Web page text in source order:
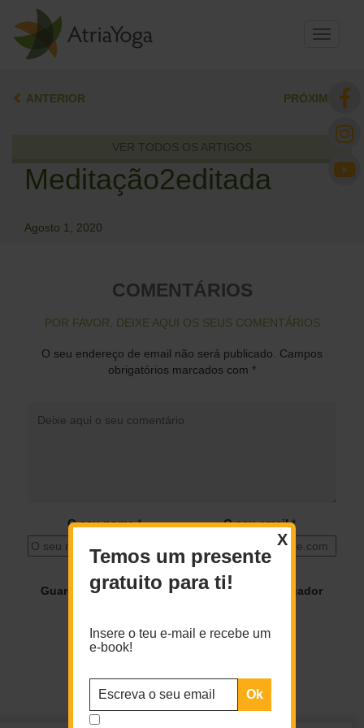
Toggle
ANTERIOR PRÓXIMO
VER TODOS OS ARTIGOS
Meditação2editada
Agosto 1, 2020
COMENTÁRIOS
POR FAVOR, DEIXE AQUI OS SEUS COMENTÁRIOS
O seu endereço de email não será publicado.
Campos
obrigatórios marcados com *
O seu nome * O seu email *
Guardar o meu nome, email e site neste navegador
Temos um presente
gratuito para ti!
Insere o teu e-mail e recebe um
e-book!
X